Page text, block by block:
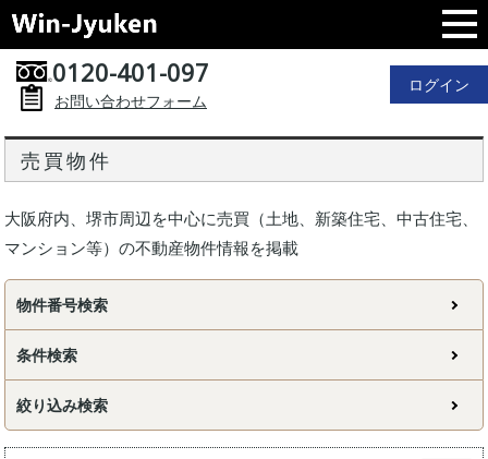
0120-401-097
お問い合わせフォーム
ログイン
売買物件
大阪府内、堺市周辺を中心に売買（土地、新築住宅、中古住宅、
マンション等）の不動産物件情報を掲載
物件番号検索
条件検索
絞り込み検索